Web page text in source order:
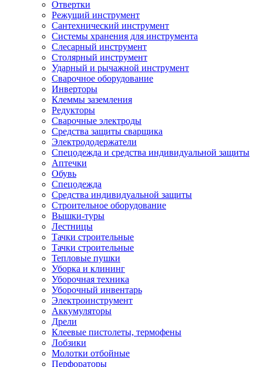
Отвертки
Режущий инструмент
Сантехнический инструмент
Системы хранения для инструмента
Слесарный инструмент
Столярный инструмент
Ударный и рычажной инструмент
Сварочное оборудование
Инверторы
Клеммы заземления
Редукторы
Сварочные электроды
Средства защиты сварщика
Электрододержатели
Спецодежда и средства индивидуальной защиты
Аптечки
Обувь
Спецодежда
Средства индивидуальной защиты
Строительное оборудование
Вышки-туры
Лестницы
Тачки строительные
Тачки строительные
Тепловые пушки
Уборка и клининг
Уборочная техника
Уборочный инвентарь
Электроинструмент
Аккумуляторы
Дрели
Клеевые пистолеты, термофены
Лобзики
Молотки отбойные
Перфораторы